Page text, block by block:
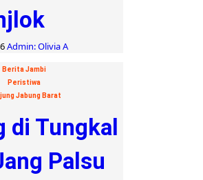
Admin: Olivia A
Berita Jambi
Peristiwa
Jabung Barat
di Tungkal
Palsu